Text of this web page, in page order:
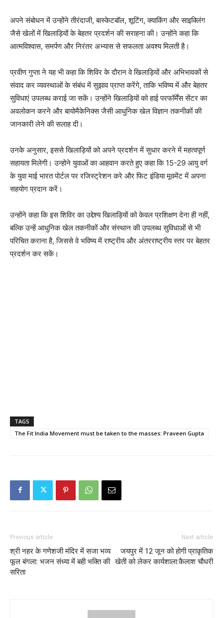
अपने संबोधन में उन्होंने तीरंदाजी, बास्केटबॉल, शूटिंग, क्याकिंग और साइक्लिंग
जैसे खेलों में खिलाड़ियों के बेहतर प्रदर्शन की सराहना की। उन्होंने कहा कि
आत्मविश्वास, समर्पण और निरंतर अभ्यास से सफलता अवश्य मिलती है।
प्रवीण गुप्ता ने यह भी कहा कि शिविर के दौरान वे खिलाड़ियों और अभिभावकों से
संवाद कर व्यवस्थाओं के संबंध में सुझाव प्राप्त करेंगे, ताकि भविष्य में और बेहतर
सुविधाएं उपलब्ध कराई जा सकें। उन्होंने खिलाड़ियों को हाई परफॉर्मेंस सेंटर का
अवलोकन करने और बायोमैकेनिक्स जैसी आधुनिक खेल विज्ञान तकनीकों की
जानकारी लेने की सलाह दी।
उनके अनुसार, इससे खिलाड़ियों को अपने प्रदर्शन में सुधार करने में महत्वपूर्ण
सहायता मिलेगी। उन्होने युवाओं का आहवान करते हुए कहा कि 15-29 आयु वर्ग
के युवा माई भारत पोर्टल पर रजिस्ट्रेशन करे और फिट इंडिया मूवमेंट में अपना
सहयोग प्रदान करें।
उन्होंने कहा कि इस शिविर का उद्देश्य खिलाड़ियों को केवल प्रशिक्षण देना ही नहीं,
बल्कि उन्हें आधुनिक खेल तकनीकों और संस्थान की उपलब्ध सुविधाओं से भी
परिचित कराना है, जिससे वे भविष्य में राष्ट्रीय और अंतरराष्ट्रीय स्तर पर बेहतर
प्रदर्शन कर सकें।
TAGS
The Fit India Movement must be taken to the masses: Praveen Gupta
Previous article
श्री नहर के गणेशजी मंदिर में सजा भव्य
फूल बंगला: भजन संध्या में बही भक्ति की
सरिता
Next article
जयपुर में 12 जून को होगी प्राकृतिक
खेती को लेकर कार्यशाला:कैलाश चौधरी